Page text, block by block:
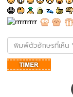
พิมพ์
ตัว
อักษร
ที่